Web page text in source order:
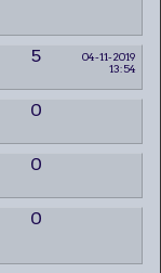
5
04-11-2019
13:54
0
0
0